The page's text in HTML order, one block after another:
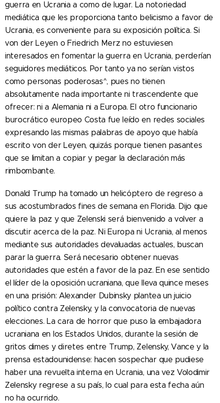
guerra en Ucrania a como de lugar. La notoriedad
mediática que les proporciona tanto belicismo a favor de
Ucrania, es conveniente para su exposición política. Si
von der Leyen o Friedrich Merz no estuviesen
interesados en fomentar la guerra en Ucrania, perderían
seguidores mediáticos. Por tanto ya no serían vistos
como personas poderosas^, pues no tienen
absolutamente nada importante ni trascendente que
ofrecer: ni a Alemania ni a Europa. El otro funcionario
burocrático europeo Costa fue leído en redes sociales
expresando las mismas palabras de apoyo que había
escrito von der Leyen, quizás porque tienen pasantes
que se limitan a copiar y pegar la declaración más
rimbombante.
Donald Trump ha tomado un helicóptero de regreso a
sus acostumbrados fines de semana en Florida. Dijo que
quiere la paz y que Zelenski será bienvenido a volver a
discutir acerca de la paz. Ni Europa ni Ucrania, al menos
mediante sus autoridades devaluadas actuales, buscan
parar la guerra. Será necesario obtener nuevas
autoridades que estén a favor de la paz. En ese sentido
el líder de la oposición ucraniana, que lleva quince meses
en una prisión: Alexander Dubinsky plantea un juicio
político contra Zelensky, y la convocatoria de nuevas
elecciones. La cara de horror que puso la embajadora
ucraniana en los Estados Unidos, durante la sesión de
gritos dimes y diretes entre Trump, Zelensky, Vance y la
prensa estadounidense: hacen sospechar que pudiese
haber una revuelta interna en Ucrania, una vez Volodimir
Zelensky regrese a su país, lo cual para esta fecha aún
no ha ocurrido.